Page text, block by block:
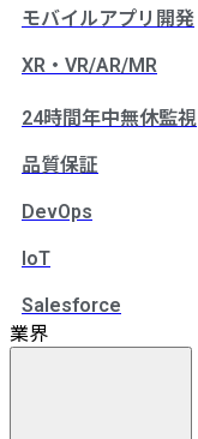
モバイルアプリ開発
XR・VR/AR/MR
24時間年中無休監視
品質保証
DevOps
IoT
Salesforce
業界